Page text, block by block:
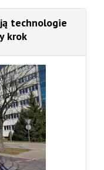
technologie
krok